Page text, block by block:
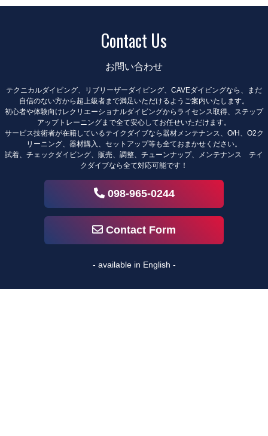
Contact Us
お問い合わせ
テクニカルダイビング、リブリーザーダイビング、CAVEダイビングなら、まだ
自信のない方から超上級者まで満足いただけるようご案内いたします。
初心者や体験向けレクリエーショナルダイビングからライセンス取得、ステップ
アップトレーニングまで全て安心してお任せいただけます。
サービス技術者が在籍しているテイクダイブなら器材メンテナンス、O/H、O2ク
リーニング、器材購入、セットアップ等も全ておまかせください。
試着、チェックダイビング、販売、調整、チューンナップ、メンテナンス テイ
クダイブなら全て対応可能です！
098-965-0244
Contact Form
- available in English -